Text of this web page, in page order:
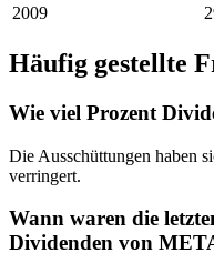
2009
Häufig gestellte
Wie viel Prozent
Die Ausschüttungen haben
verringert.
Wann waren die
Dividenden von